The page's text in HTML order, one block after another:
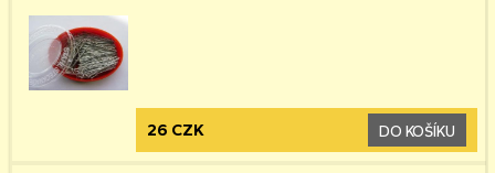
26 CZK DO KOŠÍKU